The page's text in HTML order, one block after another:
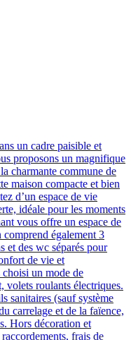
un cadre paisible et
proposons un magnifique
charmante commune de
maison compacte et bien
d’un espace de vie
idéale pour les moments
vous offre un espace de
comprend également 3
et des wc séparés pour
de vie et
un mode de
volets roulants électriques.
sanitaires (sauf système
carrelage et de la faïence,
Hors décoration et
frais de